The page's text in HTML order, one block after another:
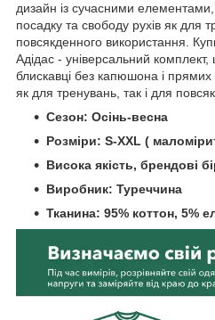
дизайн із сучасними
посадку та свободу рухів як для
повсякденного використання.
Адідас - універсальний
блискавці без капюшона і прямих
як для тренувань, так і для
Сезон: Осінь-весна
Розміри: S-XXL (
Висока якість, брендові
Виробник: Туреччина
Тканина: 95% коттон, 5%